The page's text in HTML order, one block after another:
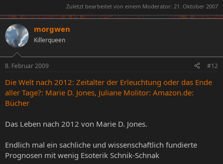
Zuletzt bearbeitet von einem Moderator: 21. Oktober 2007
morgwen
Killerqueen
8. Februar 2009 #12
Die Welt nach 2012: Zeitalter der Erleuchtung oder das Ende
aller Tage?: Marie D. Jones, Juliane Molitor: Amazon.de:
Bücher
Das Leben nach 2012 von Marie D. Jones.
Endlich mal ein sachliche und wissenschaftlich fundierte
Prognosen mit wenig Esoterik Schnik-Schnak